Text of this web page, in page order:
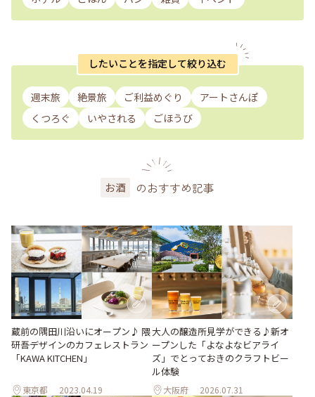
したいことを指定して絞り込む
週末旅 絶景旅 ご利益めぐり
アートさんぽ
くつろぐ
いやされる ごほうび
お酒 のおすすめ記事
蔵前の隅田川沿いにオープン♪ 隈
研吾デザインのカフェレストラン
「KAWA KITCHEN」
東京都 2023.04.19
大人の醸造所見学ができる♪新オ
ープンした「よなよなビアライ
ズ」でとっておきのクラフトビー
ル体験
大阪府 2026.07.31